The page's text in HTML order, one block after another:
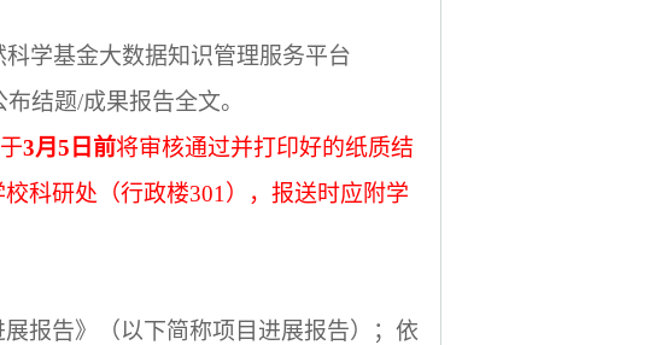
学基金大数据知识管理服务平台
布结题/成果报告全文。
3月5 日前将审核通过并打印好的纸质结
科研处（行政楼301 ），报送时应附学
报告》（以下简称项目进展报告）；依